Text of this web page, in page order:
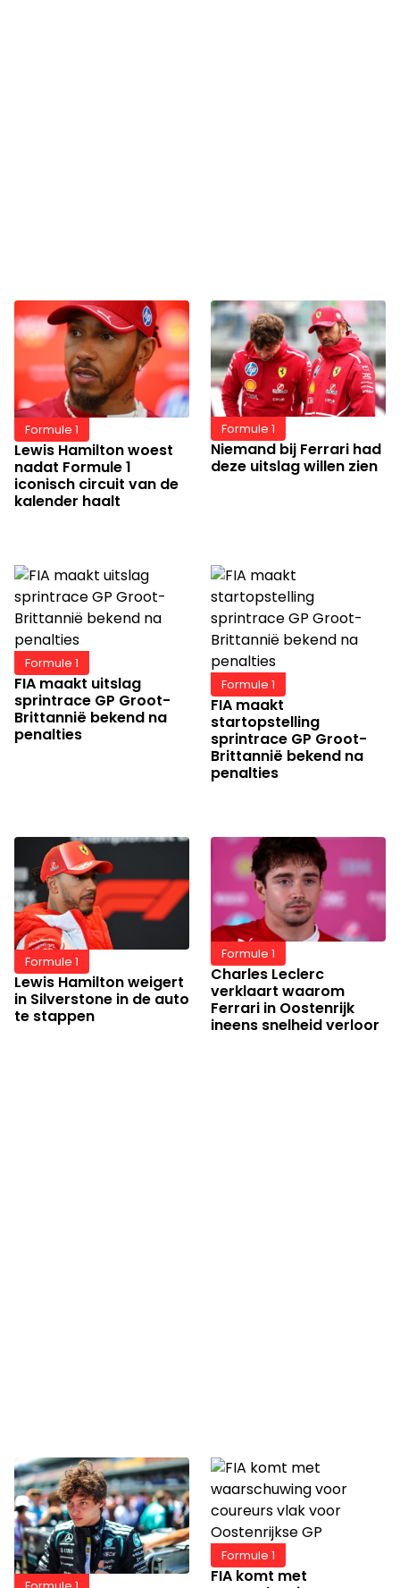
Formule 1
Lewis Hamilton woest
nadat Formule 1
iconisch circuit van de
kalender haalt
Formule 1
Niemand bij Ferrari had
deze uitslag willen zien
Formule 1
FIA maakt uitslag
sprintrace GP Groot-
Brittannië bekend na
penalties
Formule 1
FIA maakt
startopstelling
sprintrace GP Groot-
Brittannië bekend na
penalties
Formule 1
Lewis Hamilton weigert
in Silverstone in de auto
te stappen
Formule 1
Charles Leclerc
verklaart waarom
Ferrari in Oostenrijk
ineens snelheid verloor
Formule 1
FIA komt met